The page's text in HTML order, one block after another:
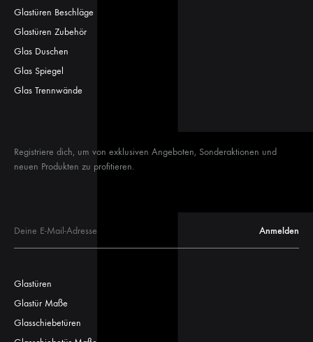
Glastüren Beschläge
Glastüren Zubehör
Glas Duschen
Glas Spiegel
Glas Trennwände
Registriere dich, um von exklusiven Angeboten, Sonderaktionen und
neuen Produkten zu profitieren.
Glastüren
Glastür Maße
Glasschiebetüren